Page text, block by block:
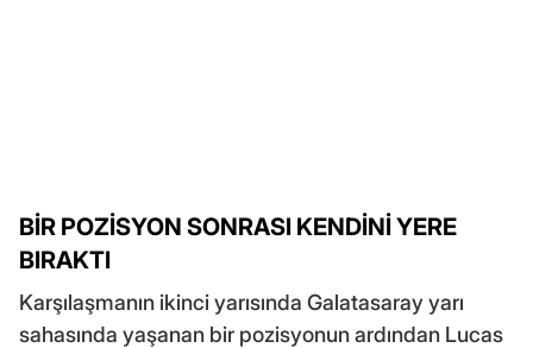
BİR POZİSYON SONRASI KENDİNİ YERE
BIRAKTI
Karşılaşmanın ikinci yarısında Galatasaray yarı
sahasında yaşanan bir pozisyonun ardından Lucas